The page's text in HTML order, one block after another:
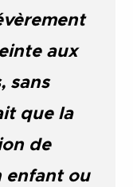
aux
sans
que la
de
enfant ou